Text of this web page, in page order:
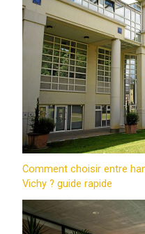
Comment choisir entre
Vichy ? guide rapide